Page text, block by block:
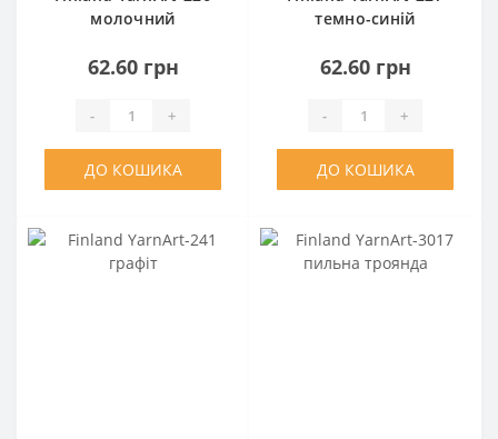
молочний
62.60 грн
- +
ДО КОШИКА
темно-синій
62.60 грн
- +
ДО КОШИКА